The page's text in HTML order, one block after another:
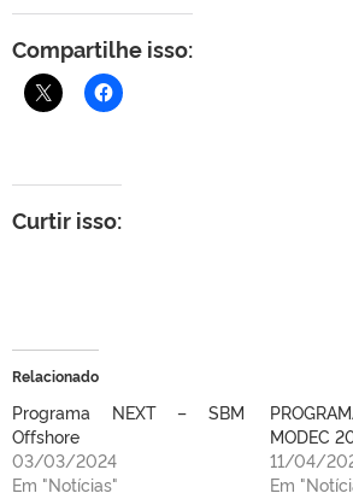
Compartilhe isso:
Curtir isso:
Relacionado
Programa NEXT – SBM
Offshore
03/03/2024
Em "Notícias"
MODEC
11/04/
Em